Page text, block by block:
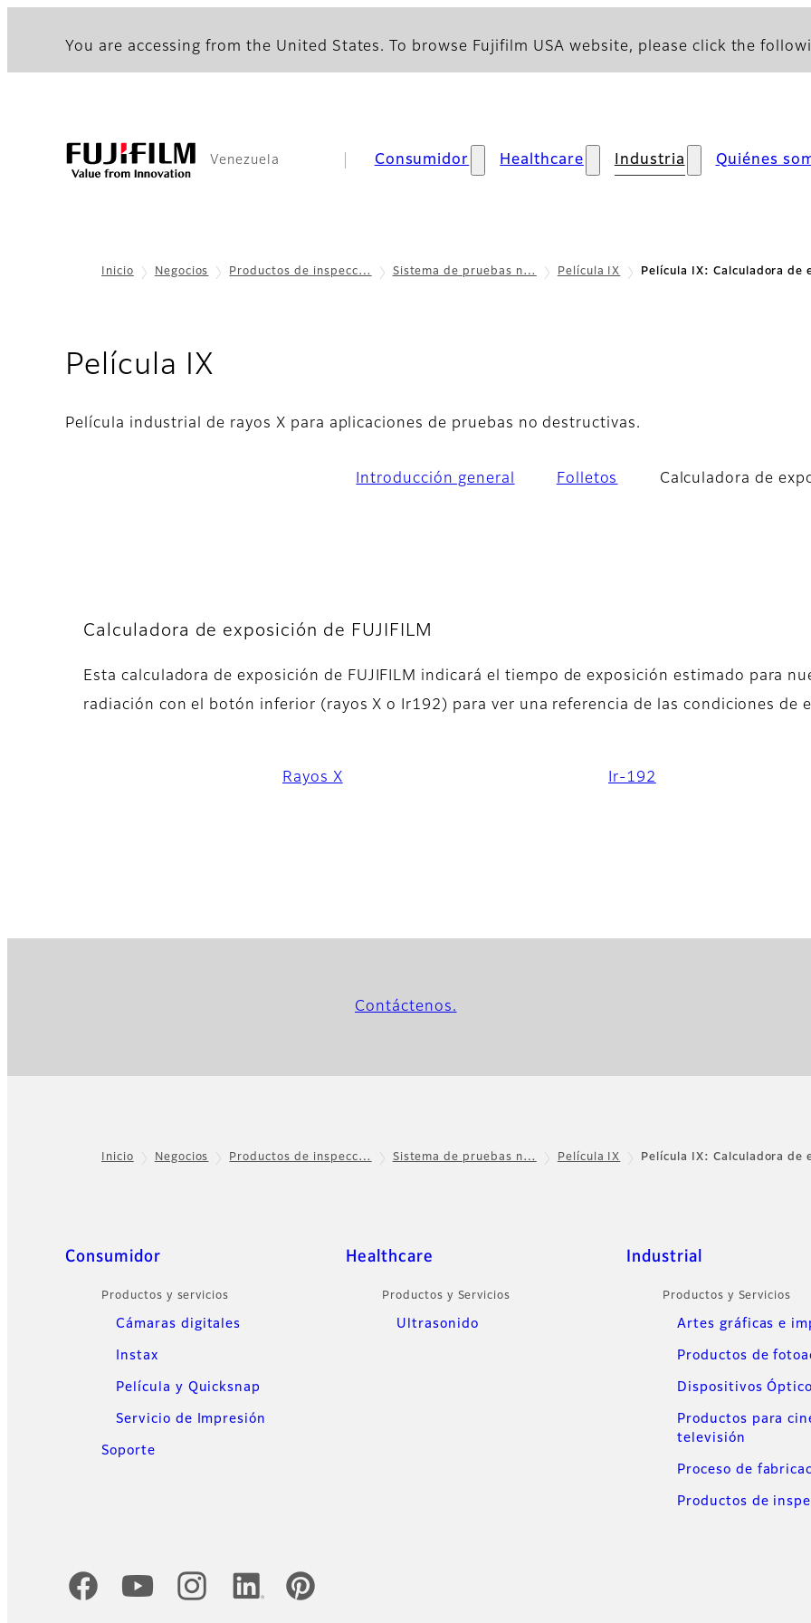
You are accessing from the United States. To browse Fujifilm USA website, please click the
Venezuela Consumidor Healthcare Industria Quiénes
Inicio Negocios Productos de inspecc… Sistema de pruebas n… Película IX Película IX: Calculadora de
Película IX
Película industrial de rayos X para aplicaciones de pruebas no destructivas.
Introducción general Folletos Calculadora de
Calculadora de exposición de FUJIFILM
Esta calculadora de exposición de FUJIFILM indicará el tiempo de exposición estimado para
radiación con el botón inferior (rayos X o Ir192) para ver una referencia de las condiciones de
Rayos X Ir-192
Contáctenos.
Inicio Negocios Productos de inspecc… Sistema de pruebas n… Película IX Película IX: Calculadora de
Sitemap
Consumidor
Productos y servicios
Cámaras digitales
Instax
Película y Quicksnap
Servicio de Impresión
Soporte
Healthcare
Productos y Servicios
Ultrasonido
Industrial
Productos y Servicios
Artes gráficas e
Productos de
Dispositivos
Productos para
televisión
Proceso de
Productos de
Cuentas oficiales de redes sociales